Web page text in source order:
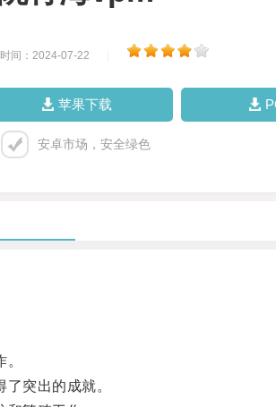
时间：2024-07-22
苹果下载
安卓市场，安全绿色
突出的成就。